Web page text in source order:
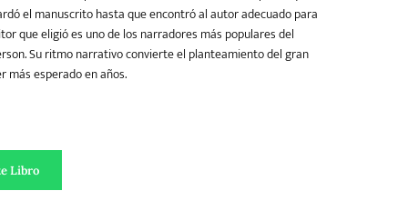
el manuscrito hasta que encontró al autor adecuado para
que eligió es uno de los narradores más populares del
Su ritmo narrativo convierte el planteamiento del gran
más esperado en años.
Libro